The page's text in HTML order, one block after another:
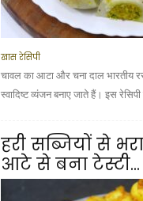
खास रेसिपी
चावल का आटा और चना दाल भारतीय
स्वादिष्ट व्यंजन बनाए जाते हैं। इस
हरी सब्जियों से
आटे से बना टेस्टी...